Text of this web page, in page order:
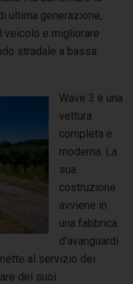
ultima generazione,
veicolo e migliorare
stradale a bassa
Wave 3 è una
vettura
completa e
moderna. La
sua
costruzione
avviene in
una fabbrica
d’avanguardi
al servizio dei
dei suoi